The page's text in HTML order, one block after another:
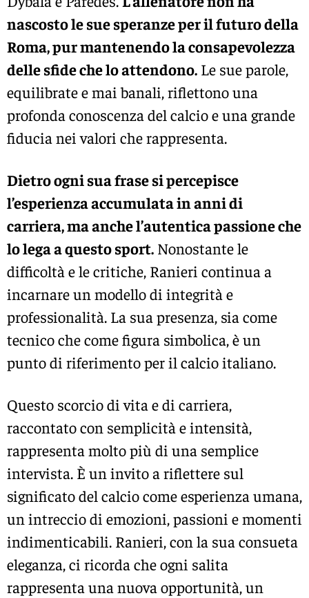
nascosto le sue speranze per il futuro della
Roma, pur mantenendo la consapevolezza
delle sfide che lo attendono. Le sue parole,
equilibrate e mai banali, riflettono una
profonda conoscenza del calcio e una grande
fiducia nei valori che rappresenta.
Dietro ogni sua frase si percepisce
l’esperienza accumulata in anni di
carriera, ma anche l’autentica passione che
lo lega a questo sport. Nonostante le
difficoltà e le critiche, Ranieri continua a
incarnare un modello di integrità e
professionalità. La sua presenza, sia come
tecnico che come figura simbolica, è un
punto di riferimento per il calcio italiano.
Questo scorcio di vita e di carriera,
raccontato con semplicità e intensità,
rappresenta molto più di una semplice
intervista. È un invito a riflettere sul
significato del calcio come esperienza umana,
un intreccio di emozioni, passioni e momenti
indimenticabili. Ranieri, con la sua consueta
eleganza, ci ricorda che ogni salita
rappresenta una nuova opportunità, un